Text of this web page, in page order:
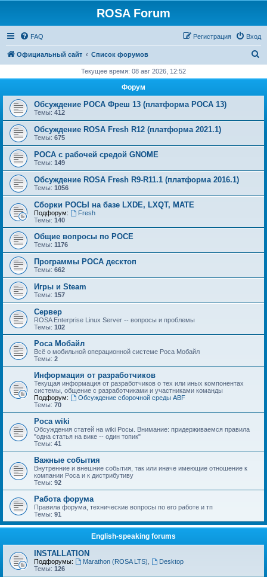
ROSA Forum
FAQ Вход
Регистрация
Официальный сайт Список форумов
с
Текущее время: 08 авг 2026, 12:52
Форум
Обсуждение РОСА Фреш 13 (платформа РОСА 13)
Темы: 412
Обсуждение ROSA Fresh R12 (платформа 2021.1)
Темы: 675
РОСА с рабочей средой GNOME
Темы: 149
Обсуждение ROSA Fresh R9-R11.1 (платформа 2016.1)
Темы: 1056
Сборки РОСЫ на базе LXDE, LXQT, MATE
Подфорум:
Fresh
Темы: 140
Общие вопросы по РОСЕ
Темы: 1176
Программы РОСА десктоп
Темы: 662
Игры и Steam
Темы: 157
Сервер
ROSA Enterprise Linux Server -- вопросы и проблемы
Темы: 102
Роса Мобайл
Всё о мобильной операционной системе Роса Мобайл
Темы: 2
Информация от разработчиков
Текущая информация от разработчиков о тех или иных компонентах
системы, общение с разработчиками и участниками команды
Подфорум:
Обсуждение сборочной среды ABF
Темы: 70
Роса wiki
Обсуждения статей на wiki Росы. Внимание: придерживаемся правила
"одна статья на вике -- один топик"
Темы: 41
Важные события
Внутренние и внешние события, так или иначе имеющие отношение к
компании Роса и к дистрибутиву
Темы: 92
Работа форума
Правила форума, технические вопросы по его работе и тп
Темы: 91
English-speaking forums
INSTALLATION
Подфорумы: Marathon (ROSA LTS)
Desktop
Темы: 126